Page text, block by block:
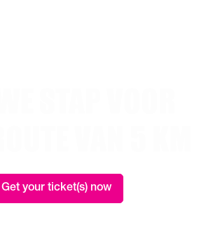
Get your ticket(s) now